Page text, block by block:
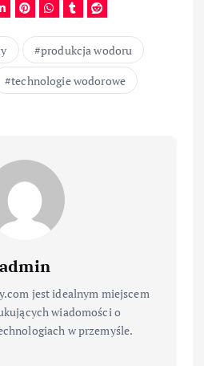
produkcja wodoru
technologie wodorowe
admin
jest idealnym miejscem
wiadomości o
w przemyśle.